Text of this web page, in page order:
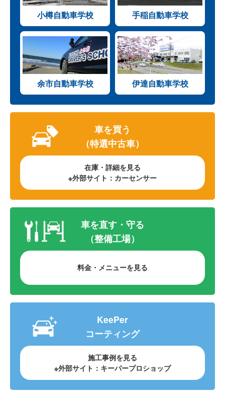
小樽自動車学校 手稲自動車学校
余市自動車学校 伊達自動車学校
車を買う
（特選中古車）
在庫・詳細を見る
※外部サイト： カーセンサー
車を直す・守る
（整備工場）
料金・メニューを見る
KeePer
コーティング
施工事例を見る
※外部サイト： キーパープロショップ